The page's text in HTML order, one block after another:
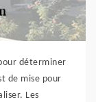
déterminer
de mise pour
Les